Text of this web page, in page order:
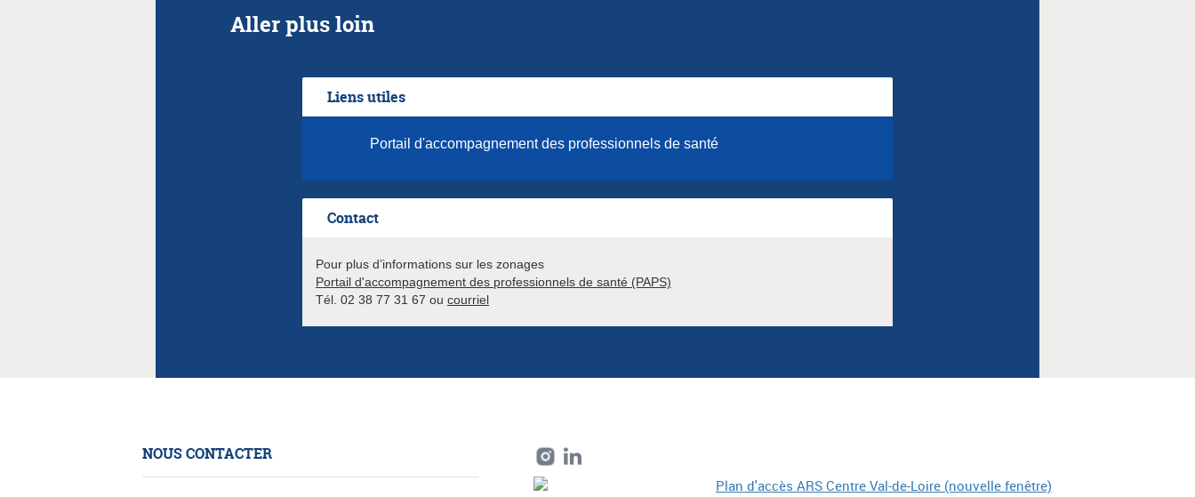
Aller plus loin
Liens utiles
Portail d'accompagnement des professionnels de santé
Contact
Pour plus d’informations sur les zonages
Portail d'accompagnement des professionnels de santé (PAPS)
Tél. 02 38 77 31 67 ou courriel
NOUS CONTACTER